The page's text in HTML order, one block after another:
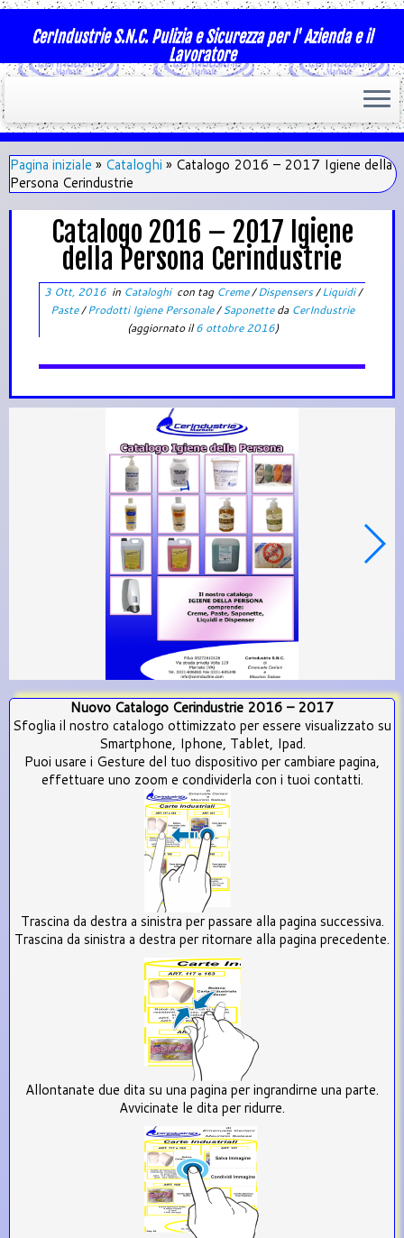
CerIndustrie S.N.C. Pulizia e Sicurezza per l' Azienda e il
Lavoratore
Pagina iniziale » Cataloghi » Catalogo 2016 – 2017 Igiene della
Persona Cerindustrie
Catalogo 2016 – 2017 Igiene
della Persona Cerindustrie
3 Ott, 2016in Cataloghi con tag Creme/Dispensers/Liquidi/
Paste/Prodotti Igiene Personale/Saponetteda CerIndustrie
(aggiornato il6 ottobre 2016)
Nuovo Catalogo Cerindustrie 2016 – 2017
Sfoglia il nostro catalogo ottimizzato per essere visualizzato su
Smartphone, Iphone, Tablet, Ipad.
Puoi usare i Gesture del tuo dispositivo per cambiare pagina,
effettuare uno zoom e condividerla con i tuoi contatti.
Trascina da destra a sinistra per passare alla pagina successiva.
Trascina da sinistra a destra per ritornare alla pagina precedente.
Allontanate due dita su una pagina per ingrandirne una parte.
Avvicinate le dita per ridurre.